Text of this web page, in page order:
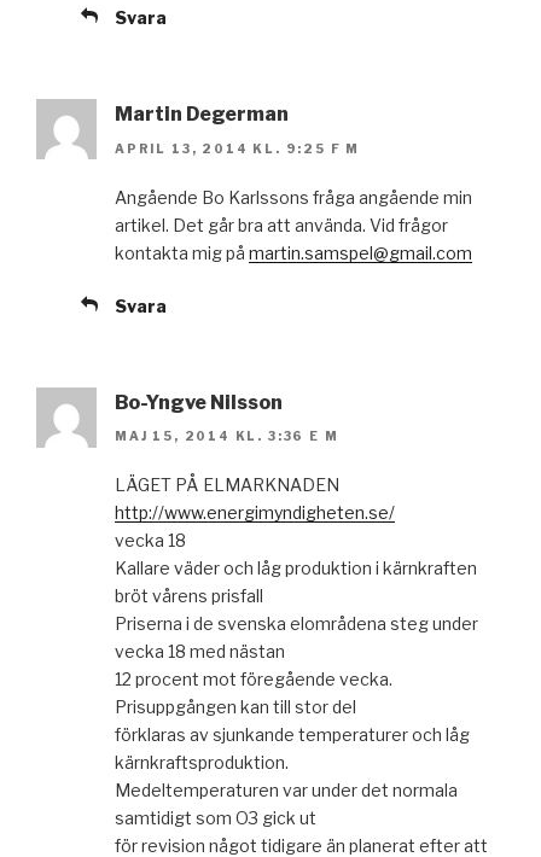
Svara
Martin Degerman
APRIL 13, 2014 KL. 9:25 F M
Angående Bo Karlssons fråga angående min
artikel. Det går bra att använda. Vid frågor
kontakta mig på martin.samspel@gmail.com
Svara
Bo-Yngve Nilsson
MAJ 15, 2014 KL. 3:36 E M
LÄGET PÅ ELMARKNADEN
http://www.energimyndigheten.se/
vecka 18
Kallare väder och låg produktion i kärnkraften
bröt vårens prisfall
Priserna i de svenska elområdena steg under
vecka 18 med nästan
12 procent mot föregående vecka.
Prisuppgången kan till stor del
förklaras av sjunkande temperaturer och låg
kärnkraftsproduktion.
Medeltemperaturen var under det normala
samtidigt som O3 gick ut
för revision något tidigare än planerat efter att